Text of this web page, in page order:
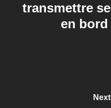
transmettre
en